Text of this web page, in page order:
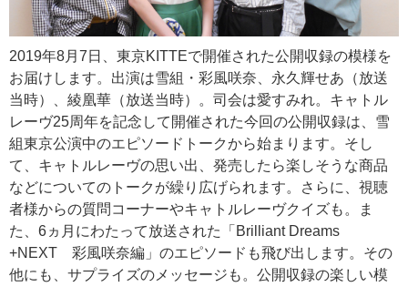
2019年8月7日、東京KITTEで開催された公開収録の模様を
お届けします。出演は雪組・彩風咲奈、永久輝せあ（放送
当時）、綾凰華（放送当時）。司会は愛すみれ。キャトル
レーヴ25周年を記念して開催された今回の公開収録は、雪
組東京公演中のエピソードトークから始まります。そし
て、キャトルレーヴの思い出、発売したら楽しそうな商品
などについてのトークが繰り広げられます。さらに、視聴
者様からの質問コーナーやキャトルレーヴクイズも。ま
た、6ヵ月にわたって放送された「Brilliant Dreams
+NEXT 彩風咲奈編」のエピソードも飛び出します。その
他にも、サプライズのメッセージも。公開収録の楽しい模